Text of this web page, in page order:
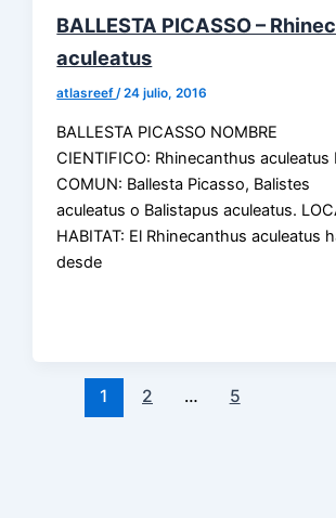
BALLESTA PICASSO –
aculeatus
atlasreef/24 julio, 2016
BALLESTA PICASSO NOMBRE
CIENTIFICO: Rhinecanthus aculeatus
COMUN: Ballesta Picasso, Balistes
aculeatus o Balistapus aculeatus.
HABITAT: El Rhinecanthus aculeatus
desde
1 2 … 5